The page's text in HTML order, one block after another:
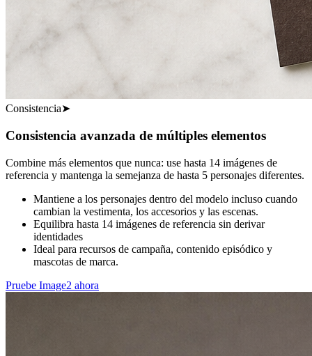
Consistencia➤
Consistencia avanzada de múltiples elementos
Combine más elementos que nunca: use hasta 14 imágenes de
referencia y mantenga la semejanza de hasta 5 personajes diferentes.
Mantiene a los personajes dentro del modelo incluso cuando
cambian la vestimenta, los accesorios y las escenas.
Equilibra hasta 14 imágenes de referencia sin derivar
identidades
Ideal para recursos de campaña, contenido episódico y
mascotas de marca.
Pruebe Image2 ahora